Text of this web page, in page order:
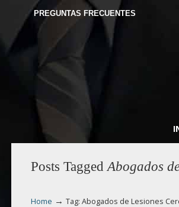
PREGUNTAS FRECUENTES
Posts Tagged Abogados
Home → Tag: Abogados de Lesiones